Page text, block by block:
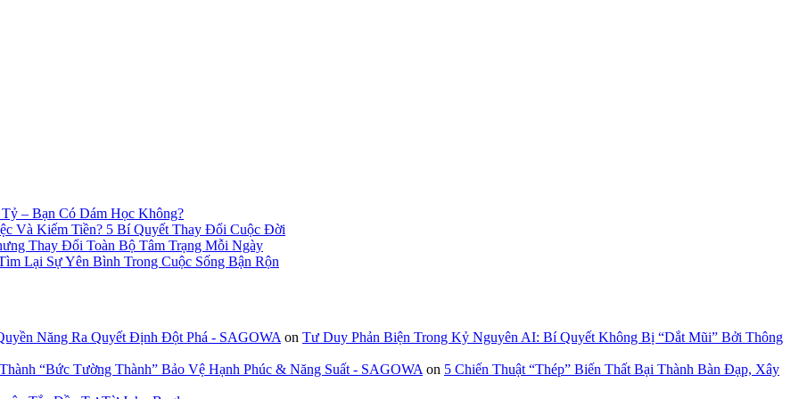
– Bạn Có Dám Học Không?
Và Kiếm Tiền? 5 Bí Quyết Thay Đổi Cuộc Đời
Thay Đổi Toàn Bộ Tâm Trạng Mỗi Ngày
Lại Sự Yên Bình Trong Cuộc Sống Bận Rộn
Năng Ra Quyết Định Đột Phá - SAGOWA on Tư Duy Phản Biện Trong Kỷ Nguyên AI: Bí Quyết Không Bị “Dắt Mũi” Bởi Thông
“Bức Tường Thành” Bảo Vệ Hạnh Phúc & Năng Suất - SAGOWA on 5 Chiến Thuật “Thép” Biến Thất Bại Thành Bàn Đạp, Xây